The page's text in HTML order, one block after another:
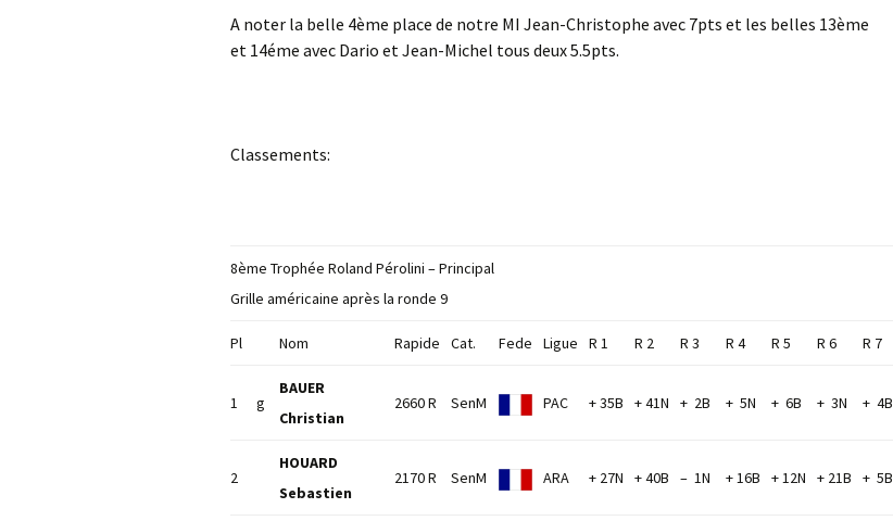
A noter la belle 4ème place de notre MI Jean-Christophe avec 7pts et les belles 13ème
et 14éme avec Dario et Jean-Michel tous deux 5.5pts.
Classements:
8ème Trophée Roland Pérolini – Principal
Grille américaine après la ronde 9
Pl Nom Rapide Cat. Fede Ligue R 1 R 2 R 3 R 4 R 5 R 6 R 7
1 g
BAUER
Christian
2660 R SenM PAC + 35B + 41N + 2B + 5N + 6B + 3N + 4B
2
HOUARD
Sebastien
2170 R SenM ARA + 27N + 40B – 1N + 16B + 12N + 21B + 5B